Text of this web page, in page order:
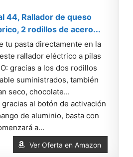
44, Rallador de queso
2 rodillos de acero...
tu pasta directamente en la
rallador eléctrico a pilas
gracias a los dos rodillos
suministrados, también
seco, chocolate...
gracias al botón de activación
de aluminio, basta con
a...
Ver Oferta en Amazon